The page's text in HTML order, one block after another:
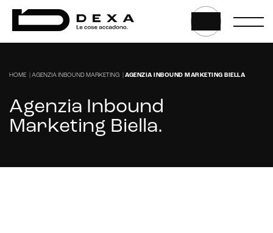
HOME AGENZIA INBOUND MARKETING AGENZIA INBOUND MARKETING BIELLA
Agenzia Inbound
Marketing Biella.